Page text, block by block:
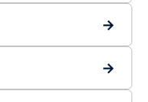
→
→